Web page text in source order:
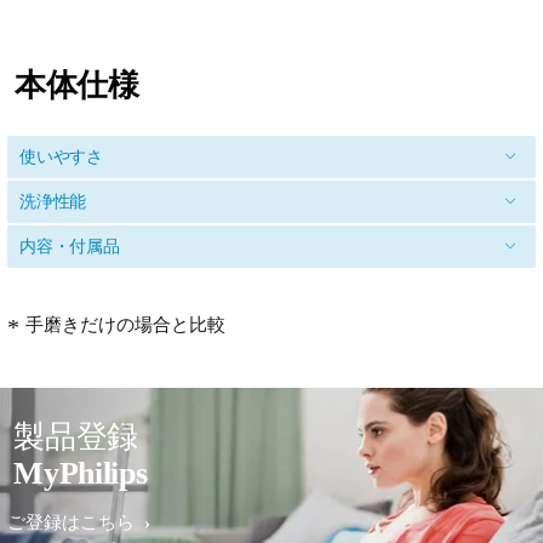
本体仕様
使いやすさ
洗浄性能
内容・付属品
手磨きだけの場合と比較
製品登録
MyPhilips
ご登録はこちら